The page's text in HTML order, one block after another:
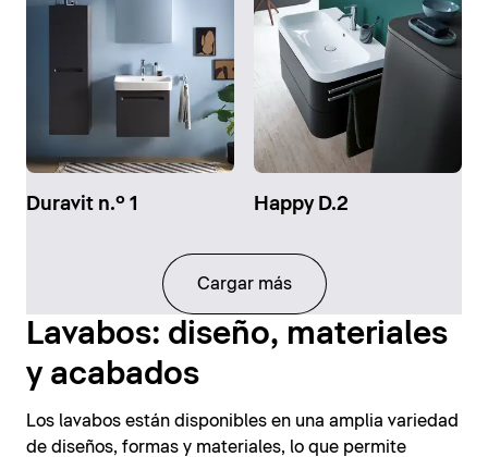
Duravit n.º 1 Happy D.2
Cargar más
Lavabos: diseño, materiales
y acabados
Los lavabos están disponibles en una amplia variedad
de diseños, formas y materiales, lo que permite